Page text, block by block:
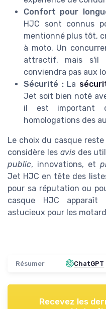
Confort pour
HJC sont connus
mentionné plus tôt,
à moto. Un
attractif, mais s'il
conviendra pas aux
Sécurité :La
Jet soit bien noté
il est important
homologations des
Le choix du casque
considère les avisdes
public, innovations, et
Jet HJC en tête des
pour sa réputation ou
casque HJC apparaît
astucieux pour les
Résumer ChatGPT
Recevez les